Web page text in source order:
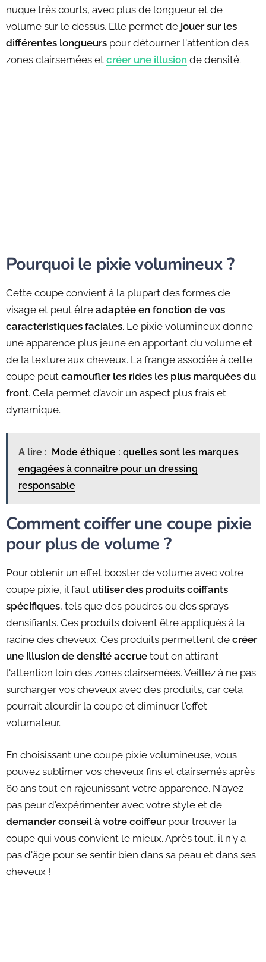
nuque très courts, avec plus de longueur et de
volume sur le dessus. Elle permet de jouer sur les
différentes longueurs pour détourner l'attention des
zones clairsemées et créer une illusion de densité.
Pourquoi le pixie volumineux ?
Cette coupe convient à la plupart des formes de
visage et peut être adaptée en fonction de vos
caractéristiques faciales. Le pixie volumineux donne
une apparence plus jeune en apportant du volume et
de la texture aux cheveux. La frange associée à cette
coupe peut camoufler les rides les plus marquées du
front. Cela permet d’avoir un aspect plus frais et
dynamique.
A lire : Mode éthique : quelles sont les marques
engagées à connaître pour un dressing
responsable
Comment coiffer une coupe pixie
pour plus de volume ?
Pour obtenir un effet booster de volume avec votre
coupe pixie, il faut utiliser des produits coiffants
spécifiques, tels que des poudres ou des sprays
densifiants. Ces produits doivent être appliqués à la
racine des cheveux. Ces produits permettent de créer
une illusion de densité accrue tout en attirant
l'attention loin des zones clairsemées. Veillez à ne pas
surcharger vos cheveux avec des produits, car cela
pourrait alourdir la coupe et diminuer l'effet
volumateur.
En choisissant une coupe pixie volumineuse, vous
pouvez sublimer vos cheveux fins et clairsemés après
60 ans tout en rajeunissant votre apparence. N'ayez
pas peur d'expérimenter avec votre style et de
demander conseil à votre coiffeurpour trouver la
coupe qui vous convient le mieux. Après tout, il n'y a
pas d'âge pour se sentir bien dans sa peau et dans ses
cheveux !